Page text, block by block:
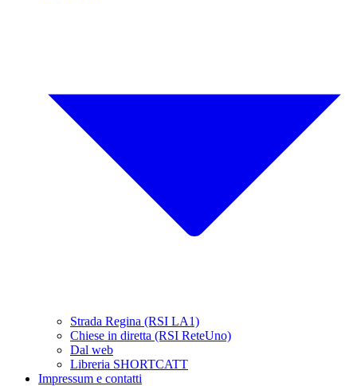
Strada Regina (RSI LA1)
Chiese in diretta (RSI ReteUno)
Dal web
Libreria SHORTCATT
Impressum e contatti